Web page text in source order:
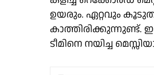
ഉയരും. ഏറ്റവും
കാത്തിരിക്കുന്നുണ്ട്.
ടീമിനെ നയിച്ച